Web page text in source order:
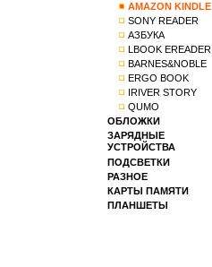
AMAZON KINDLE
SONY READER
АЗБУКА
LBOOK EREADER
BARNES&NOBLE
ERGO BOOK
IRIVER STORY
QUMO
ОБЛОЖКИ
ЗАРЯДНЫЕ
УСТРОЙСТВА
ПОДСВЕТКИ
РАЗНОЕ
КАРТЫ ПАМЯТИ
ПЛАНШЕТЫ